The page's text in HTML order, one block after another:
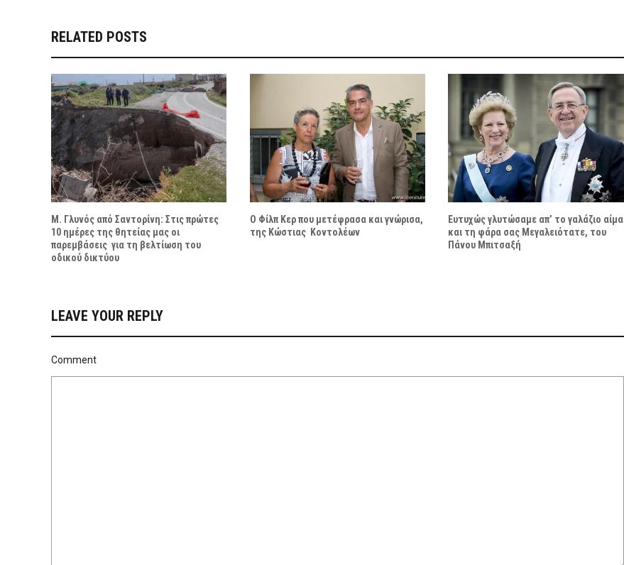
RELATED POSTS
Μ. Γλυνός από Σαντορίνη: Στις πρώτες
10 ημέρες της θητείας μας οι
παρεμβάσεις για τη βελτίωση του
οδικού δικτύου
Ο Φίλπ Κερ που μετέφρασα και γνώρισα,
της Κώστιας Κοντολέων
Ευτυχώς γλυτώσαμε απ’ το γαλάζιο αίμα
και τη φάρα σας Μεγαλειότατε, του
Πάνου Μπιτσαξή
LEAVE YOUR REPLY
Comment